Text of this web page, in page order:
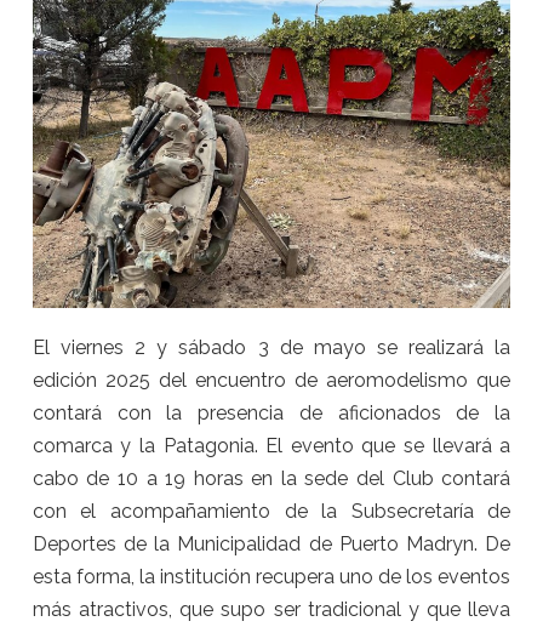
El viernes 2 y sábado 3 de mayo se realizará la
edición 2025 del encuentro de aeromodelismo que
contará con la presencia de aficionados de la
comarca y la Patagonia. El evento que se llevará a
cabo de 10 a 19 horas en la sede del Club contará
con el acompañamiento de la Subsecretaría de
Deportes de la Municipalidad de Puerto Madryn. De
esta forma, la institución recupera uno de los eventos
más atractivos, que supo ser tradicional y que lleva